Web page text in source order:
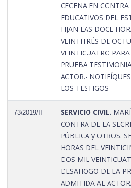
CECEÑA EN CONTRA
EDUCATIVOS DEL
FIJAN LAS DOCE
VEINTITRÉS DE
VEINTICUATRO
PRUEBA
ACTOR.-
LOS TESTIGOS
73/2019/II SERVICIO CIVIL.
CONTRA DE LA
PÚBLICA y OTROS.
HORAS DEL
DOS MIL
DESAHOGO DE LA
ADMITIDA AL